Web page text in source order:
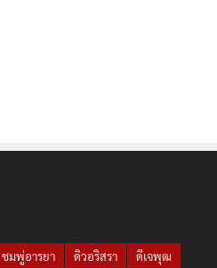
ชมพู่อารยา ดิวอริสรา
ดีเจพุฒ